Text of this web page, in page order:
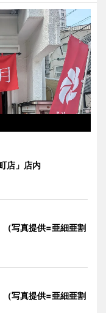
店」店内
（写真提供=亜細亜割
（写真提供=亜細亜割